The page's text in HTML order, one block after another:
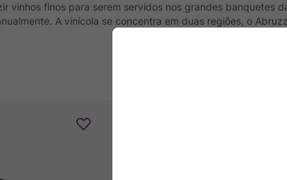
vinhos finos para serem servidos nos grandes banquetes
A vinícola se concentra em duas regiões, o